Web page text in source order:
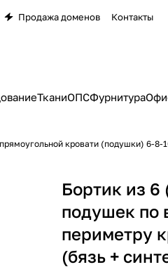
Продажа доменов Контакты
ТканиОПСФурнитура
кровати (подушки) 6-8-
Бортик из 6
подушек по
периметру
(бязь +